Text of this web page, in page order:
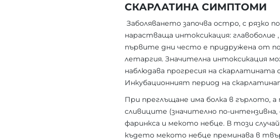
СКАРЛАТИНА СИМПТОМИ
Заболяването започва остро, с
нарастваща интоксикация:
първите дни често е придружена от
летаргия. Значителна интоксикация
наблюдава прогресия на
Инкубационният период на
При преглъщане има болка в гърлото, а
сливиците (значително по-
фаринкса и мекото небце. В този
където мекото небце преминава в